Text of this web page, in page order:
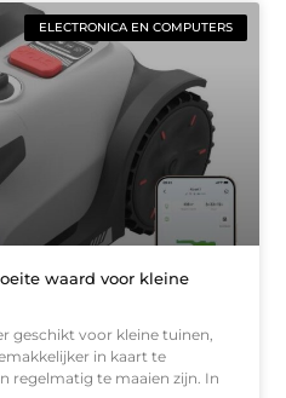
ELECTRONICA EN COMPUTERS
waard voor kleine
geschikt voor kleine tuinen,
in kaart te
regelmatig te maaien zijn. In